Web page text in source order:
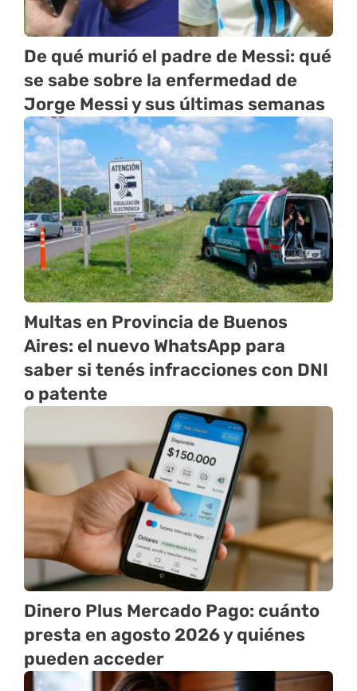
De qué murió el padre de Messi: qué
se sabe sobre la enfermedad de
Jorge Messi y sus últimas semanas
Multas en Provincia de Buenos
Aires: el nuevo WhatsApp para
saber si tenés infracciones con DNI
o patente
Dinero Plus Mercado Pago: cuánto
presta en agosto 2026 y quiénes
pueden acceder